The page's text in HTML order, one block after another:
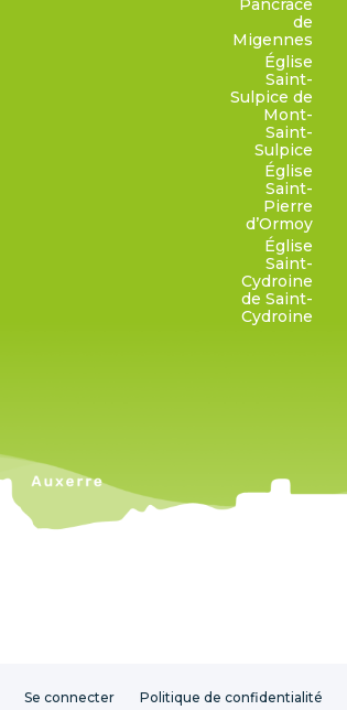
Pancrace
de
Migennes
Église
Saint-
Sulpice de
Mont-
Saint-
Sulpice
Église
Saint-
Pierre
d’Ormoy
Église
Saint-
Cydroine
de Saint-
Cydroine
Se connecter Politique de confidentialité